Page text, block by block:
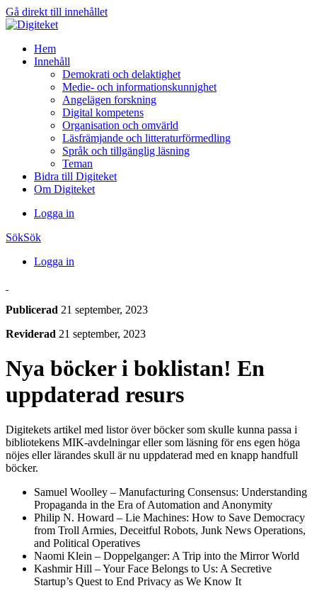
Gå direkt till innehållet
Hem
Innehåll
Demokrati och delaktighet
Medie- och informationskunnighet
Angelägen forskning
Digital kompetens
Organisation och omvärld
Läsfrämjande och litteraturförmedling
Språk och tillgänglig läsning
Teman
Bidra till Digiteket
Om Digiteket
Logga in
SökSök
Logga in
Publicerad 21 september, 2023
Reviderad 21 september, 2023
Nya böcker i boklistan! En
uppdaterad resurs
Digitekets artikel med listor över böcker som skulle kunna passa i
bibliotekens MIK-avdelningar eller som läsning för ens egen höga
nöjes eller lärandes skull är nu uppdaterad med en knapp handfull
böcker.
Samuel Woolley – Manufacturing Consensus: Understanding
Propaganda in the Era of Automation and Anonymity
Philip N. Howard – Lie Machines: How to Save Democracy
from Troll Armies, Deceitful Robots, Junk News Operations,
and Political Operatives
Naomi Klein – Doppelganger: A Trip into the Mirror World
Kashmir Hill – Your Face Belongs to Us: A Secretive
Startup’s Quest to End Privacy as We Know It